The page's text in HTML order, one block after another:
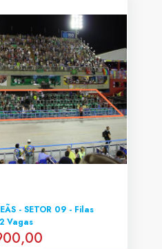
- SETOR 09 - Filas
Vagas